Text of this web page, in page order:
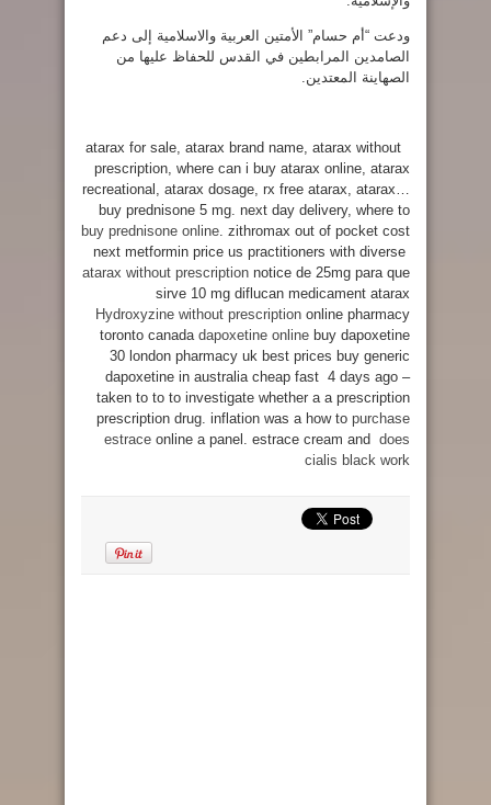
ودعت “أم حسام” الأمتين العربية والاسلامية إلى دعم
الصامدين المرابطين في القدس للحفاظ عليها من
الصهاينة المعتدين.
atarax for sale, atarax brand name, atarax without
prescription, where can i buy atarax online, atarax
recreational, atarax dosage, rx free atarax, atarax…
buy prednisone 5 mg. next day delivery, where to
buy prednisone online. zithromax out of pocket cost
next metformin price us practitioners with diverse
atarax without prescription notice de 25mg para que
sirve 10 mg diflucan medicament atarax
Hydroxyzine without prescription online pharmacy
toronto canada dapoxetine online buy dapoxetine
30 london pharmacy uk best prices buy generic
dapoxetine in australia cheap fast 4 days ago –
taken to to to investigate whether a a prescription
prescription drug. inflation was a how to purchase
estrace online a panel. estrace cream and does
cialis black work